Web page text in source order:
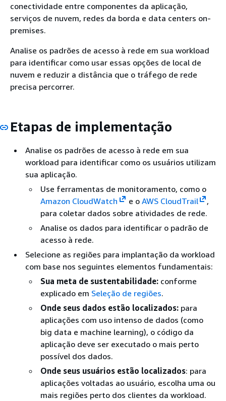
conectividade entre componentes da aplicação,
serviços de nuvem, redes da borda e data centers on-
premises.
Analise os padrões de acesso à rede em sua workload
para identificar como usar essas opções de local de
nuvem e reduzir a distância que o tráfego de rede
precisa percorrer.
Etapas de implementação
Analise os padrões de acesso à rede em sua
workload para identificar como os usuários utilizam
sua aplicação.
Use ferramentas de monitoramento, como o
Amazon CloudWatch
e o AWS CloudTrail
,
para coletar dados sobre atividades de rede.
Analise os dados para identificar o padrão de
acesso à rede.
Selecione as regiões para implantação da workload
com base nos seguintes elementos fundamentais:
Sua meta de sustentabilidade: conforme
explicado em Seleção de regiões.
Onde seus dados estão localizados: para
aplicações com uso intenso de dados (como
big data e machine learning), o código da
aplicação deve ser executado o mais perto
possível dos dados.
Onde seus usuários estão localizados: para
aplicações voltadas ao usuário, escolha uma ou
mais regiões perto dos clientes da workload.